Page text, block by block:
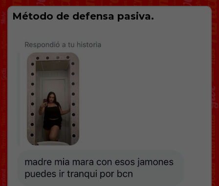
Método de defensa pasiva.